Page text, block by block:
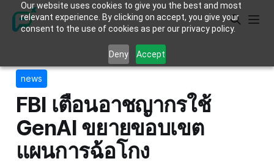
Our website uses cookies to give you the best and most
relevant experience. By clicking on accept, you give your
consent to the use of cookies as per our privacy policy.
Deny Accept
news
FBI เตือนอาชญากรใช้
GenAI ขยายขอบเขต
แผนการฉ้อโกง